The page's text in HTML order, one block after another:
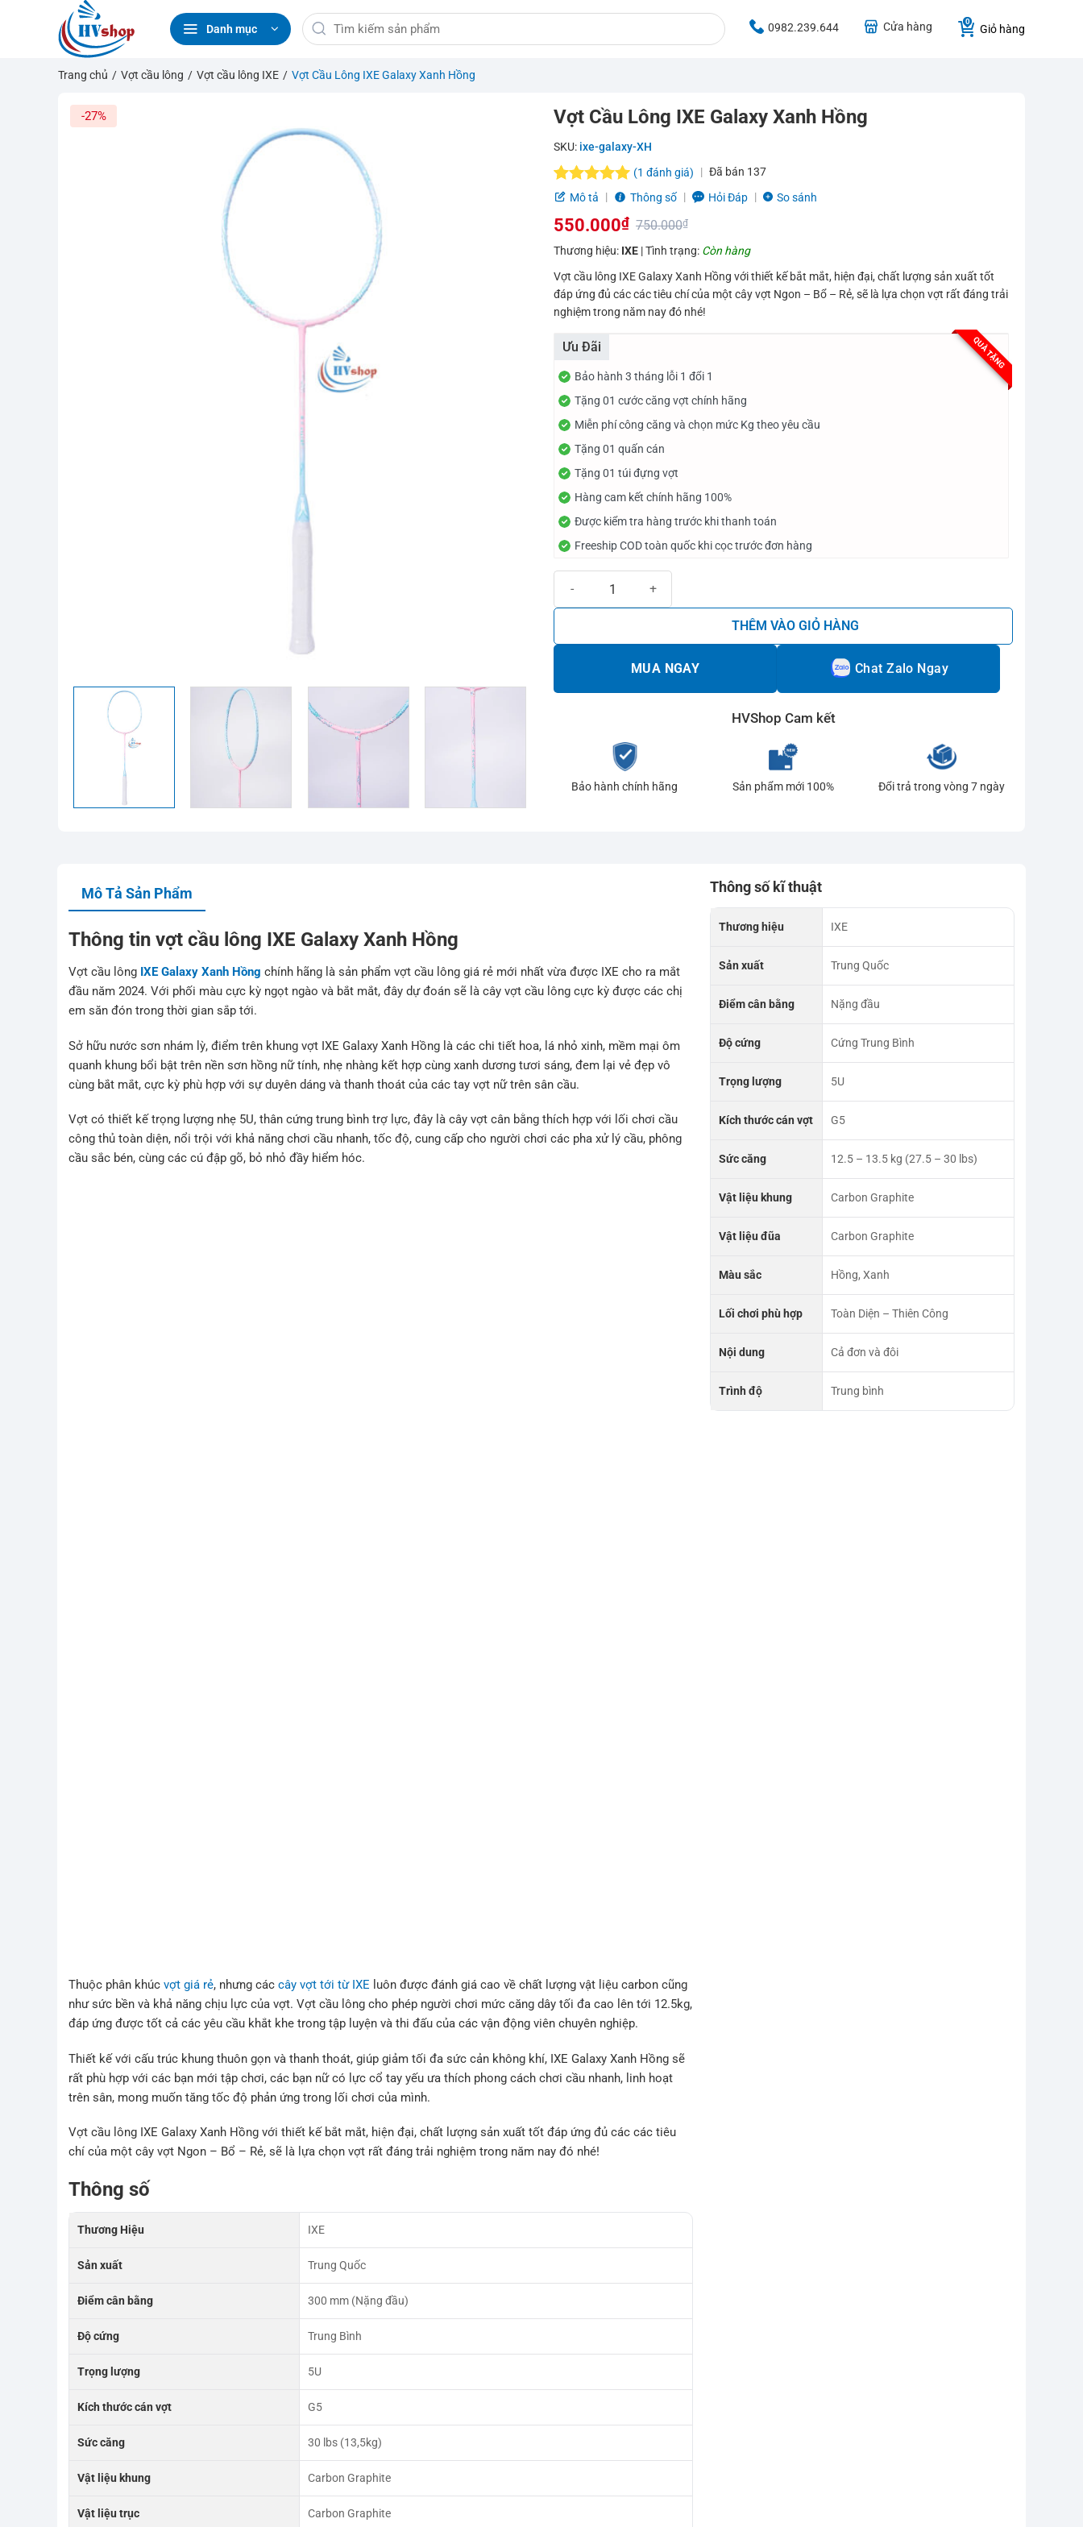
Danh mục
Tìm
kiếm:
0982.239.644 Cửa hàng Giỏ hàng
Trang chủ / Vợt cầu lông / Vợt cầu lông IXE / Vợt Cầu Lông IXE Galaxy Xanh Hồng
-27% Vợt Cầu Lông IXE Galaxy Xanh Hồng
SKU: ixe-galaxy-XH
5.0trên 5
1
đánh giá
(1 đánh giá) Đã bán 137
Mô tả
Thông số Hỏi Đáp So sánh
750.000₫
Giá
gốc
là:
550.000₫
Giá
hiện
tại
Thương hiệu: IXE | Tình trạng: Còn hàng
Vợt cầu lông IXE Galaxy Xanh Hồng với thiết kế bắt mắt, hiện đại, chất lượng sản xuất tốt
đáp ứng đủ các các tiêu chí của một cây vợt Ngon – Bổ – Rẻ, sẽ là lựa chọn vợt rất đáng trải
nghiệm trong năm nay đó nhé!
QUÀ TẶNG
Ưu Đãi
Bảo hành 3 tháng lỗi 1 đổi 1
Tặng 01 cước căng vợt chính hãng
Miễn phí công căng và chọn mức Kg theo yêu cầu
Tặng 01 quấn cán
Tặng 01 túi đựng vợt
Hàng cam kết chính hãng 100%
Được kiểm tra hàng trước khi thanh toán
Freeship COD toàn quốc khi cọc trước đơn hàng
THÊM VÀO GIỎ HÀNG
MUA NGAY Chat Zalo Ngay
HVShop Cam kết
Bảo hành chính hãng Sản phẩm mới 100% Đổi trả trong vòng 7 ngày
Mô Tả Sản Phẩm
Thông tin vợt cầu lông IXE Galaxy Xanh Hồng
Vợt cầu lông IXE Galaxy Xanh Hồng chính hãng là sản phẩm vợt cầu lông giá rẻ mới nhất vừa được IXE cho ra mắt
đầu năm 2024. Với phối màu cực kỳ ngọt ngào và bắt mắt, đây dự đoán sẽ là cây vợt cầu lông cực kỳ được các chị
em săn đón trong thời gian sắp tới.
Sở hữu nước sơn nhám lỳ, điểm trên khung vợt IXE Galaxy Xanh Hồng là các chi tiết hoa, lá nhỏ xinh, mềm mại ôm
quanh khung bổi bật trên nền sơn hồng nữ tính, nhẹ nhàng kết hợp cùng xanh dương tươi sáng, đem lại vẻ đẹp vô
cùng bắt mắt, cực kỳ phù hợp với sự duyên dáng và thanh thoát của các tay vợt nữ trên sân cầu.
Vợt có thiết kế trọng lượng nhẹ 5U, thân cứng trung bình trợ lực, đây là cây vợt cân bằng thích hợp với lối chơi cầu
công thủ toàn diện, nổi trội với khả năng chơi cầu nhanh, tốc độ, cung cấp cho người chơi các pha xử lý cầu, phông
cầu sắc bén, cùng các cú đập gõ, bỏ nhỏ đầy hiểm hóc.
Thuộc phân khúcvợt giá rẻ, nhưng cáccây vợt tới từ IXE luôn được đánh giá cao về chất lượng vật liệu carbon cũng
như sức bền và khả năng chịu lực của vợt. Vợt cầu lông cho phép người chơi mức căng dây tối đa cao lên tới 12.5kg,
đáp ứng được tốt cả các yêu cầu khắt khe trong tập luyện và thi đấu của các vận động viên chuyên nghiệp.
Thiết kế với cấu trúc khung thuôn gọn và thanh thoát, giúp giảm tối đa sức cản không khí, IXE Galaxy Xanh Hồng sẽ
rất phù hợp với các bạn mới tập chơi, các bạn nữ có lực cổ tay yếu ưa thích phong cách chơi cầu nhanh, linh hoạt
trên sân, mong muốn tăng tốc độ phản ứng trong lối chơi của mình.
Vợt cầu lông IXE Galaxy Xanh Hồng với thiết kế bắt mắt, hiện đại, chất lượng sản xuất tốt đáp ứng đủ các các tiêu
chí của một cây vợt Ngon – Bổ – Rẻ, sẽ là lựa chọn vợt rất đáng trải nghiệm trong năm nay đó nhé!
Thông số
Thương Hiệu IXE
Sản xuất Trung Quốc
Điểm cân bằng 300 mm (Nặng đầu)
Độ cứng Trung Bình
Trọng lượng 5U
Kích thước cán vợt G5
Sức căng 30 lbs (13,5kg)
Vật liệu khung Carbon Graphite
Vật liệu trục Carbon Graphite
Thông số kĩ thuật
Thương hiệu IXE
Sản xuất Trung Quốc
Điểm cân bằng Nặng đầu
Độ cứng Cứng Trung Bình
Trọng lượng 5U
Kích thước cán vợt G5
Sức căng 12.5 – 13.5 kg (27.5 – 30 lbs)
Vật liệu khung Carbon Graphite
Vật liệu đũa Carbon Graphite
Màu sắc Hồng, Xanh
Lối chơi phù hợp Toàn Diện – Thiên Công
Nội dung Cả đơn và đôi
Trình độ Trung bình